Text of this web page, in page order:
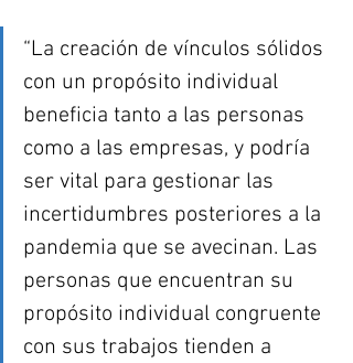
“La creación de vínculos sólidos
con un propósito individual
beneficia tanto a las personas
como a las empresas, y podría
ser vital para gestionar las
incertidumbres posteriores a la
pandemia que se avecinan. Las
personas que encuentran su
propósito individual congruente
con sus trabajos tienden a